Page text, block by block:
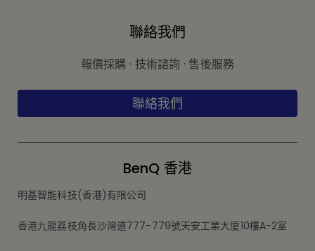
聯絡我們
報價採購 · 技術諮詢 · 售後服務
聯絡我們
BenQ 香港
明基智能科技(香港)有限公司
香港九龍荔枝角長沙灣道777-779號天安工業大廈10樓A-2室